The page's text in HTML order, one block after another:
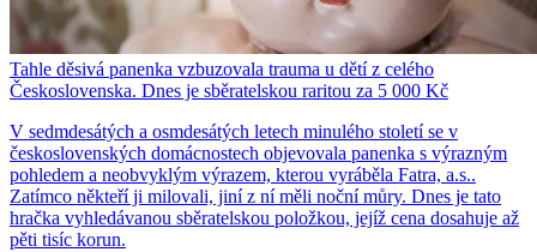
Tahle děsivá panenka vzbuzovala trauma u dětí z celého
Československa. Dnes je sběratelskou raritou za 5 000 Kč
V sedmdesátých a osmdesátých letech minulého století se v
československých domácnostech objevovala panenka s výrazným
pohledem a neobvyklým výrazem, kterou vyráběla Fatra, a.s..
Zatímco někteří ji milovali, jiní z ní měli noční můry. Dnes je tato
hračka vyhledávanou sběratelskou položkou, jejíž cena dosahuje až
pěti tisíc korun.